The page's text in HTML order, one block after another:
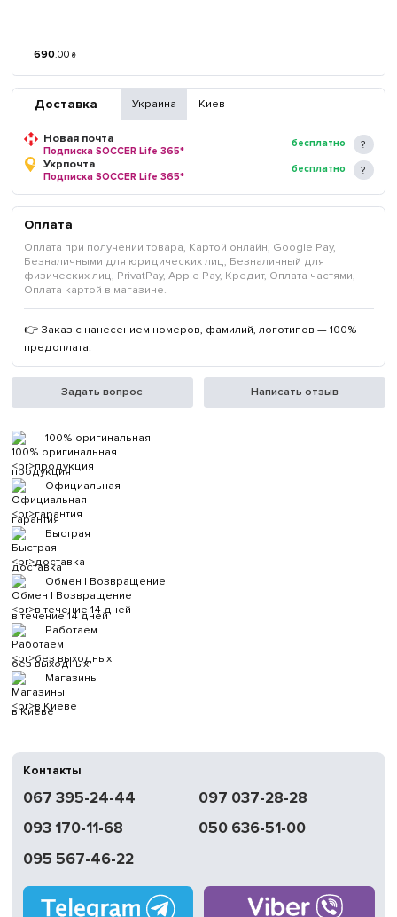
690. 00 ₴
Доставка Украина Киев
Новая почта
Подписка SOCCER Life 365*
бесплатно
Укрпочта
Подписка SOCCER Life 365*
бесплатно
Оплата
Оплата при получении товара, Картой онлайн, Google Pay,
Безналичными для юридических лиц, Безналичный для
физических лиц, PrivatPay, Apple Pay, Кредит, Оплата частями,
Оплата картой в магазине.
👉 Заказ с нанесением номеров, фамилий, логотипов — 100%
предоплата.
Задать вопрос Написать отзыв
100% оригинальная
продукция
Официальная
гарантия
Быстрая
доставка
Обмен | Возвращение
в течение 14 дней
Работаем
без выходных
Магазины
в Киеве
Контакты
067 395-24-44
097 037-28-28
093 170-11-68
050 636-51-00
095 567-46-22